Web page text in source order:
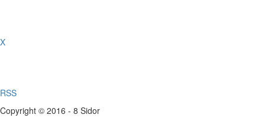
X
RSS
Copyright © 2016 - 8 Sidor